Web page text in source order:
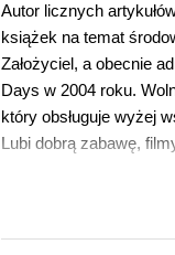
Autor licznych
książek na temat
Założyciel, a obecnie
Days w 2004 roku.
który obsługuje wyżej
Lubi dobrą zabawę,